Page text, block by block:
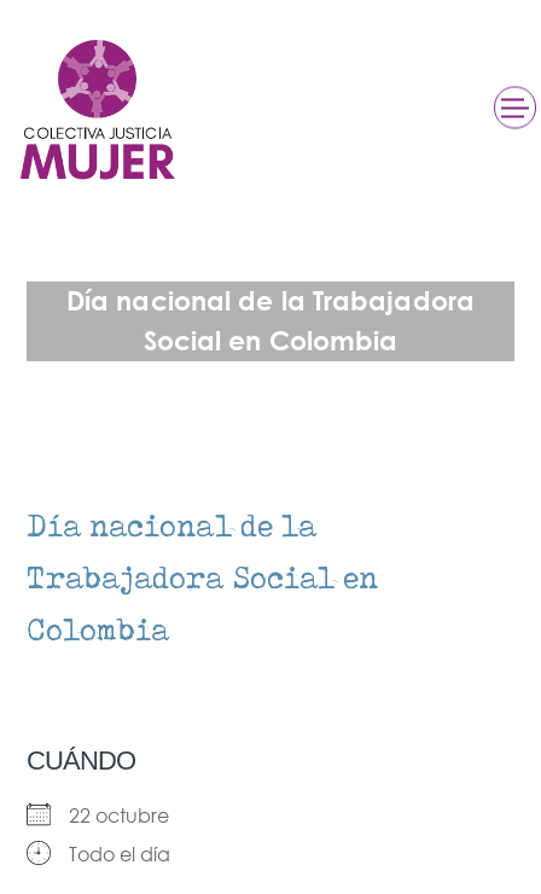
Día nacional de la Trabajadora
Social en Colombia
Día nacional de la
Trabajadora Social en
Colombia
CUÁNDO
22 octubre
Todo el día